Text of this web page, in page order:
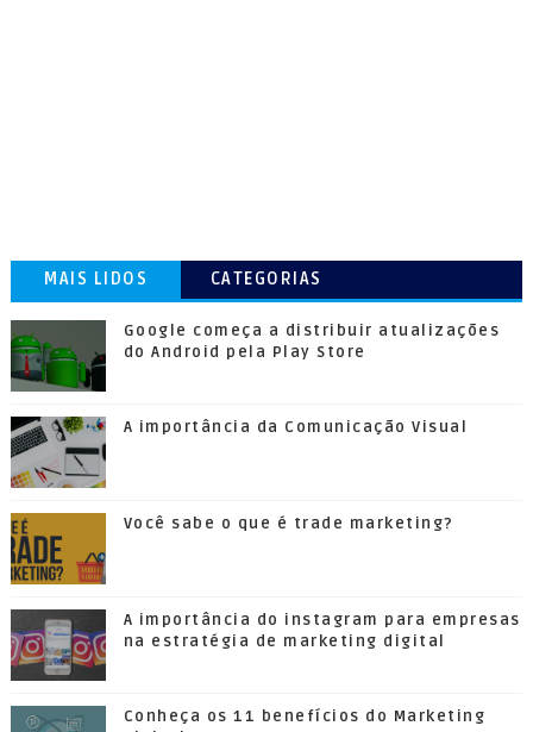
MAIS LIDOS CATEGORIAS
Google começa a distribuir atualizações
do Android pela Play Store
A importância da Comunicação Visual
Você sabe o que é trade marketing?
A importância do instagram para empresas
na estratégia de marketing digital
Conheça os 11 benefícios do Marketing